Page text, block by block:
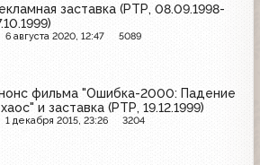
заставка (РТР, 08.09.1998-
6 августа 2020, 12:47 5089
фильма "Ошибка-2000: Падение
и заставка (РТР, 19.12.1999)
1 декабря 2015, 23:26 3204